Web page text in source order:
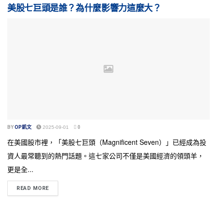
美股七巨頭是誰？為什麼影響力這麼大？
BYOP凱文 2025-09-01 0
在美國股市裡，「美股七巨頭（Magnificent Seven）」已經成為投
資人最常聽到的熱門話題。這七家公司不僅是美國經濟的領頭羊，
更是全...
READ MORE